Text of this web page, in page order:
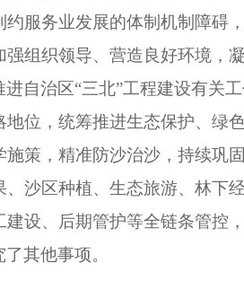
约服务业发展的体制机制障碍
强组织领导、营造良好环境，
进自治区“三北”工程建设有关
地位，统筹推进生态保护、绿
施策，精准防沙治沙，持续巩
、沙区种植、生态旅游、林下
建设、后期管护等全链条管控
其他事项。